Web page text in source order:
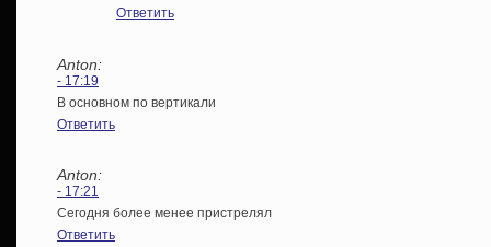
Ответить
Anton:
- 17:19
В основном по вертикали
Ответить
Anton:
- 17:21
Сегодня более менее пристрелял
Ответить